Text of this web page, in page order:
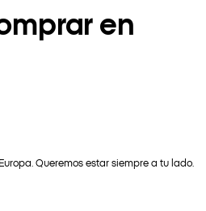
en
Queremos estar siempre a tu lado.